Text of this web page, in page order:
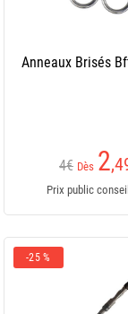
Anneaux Brisés
4€ Dès 2
Prix public
-25 %